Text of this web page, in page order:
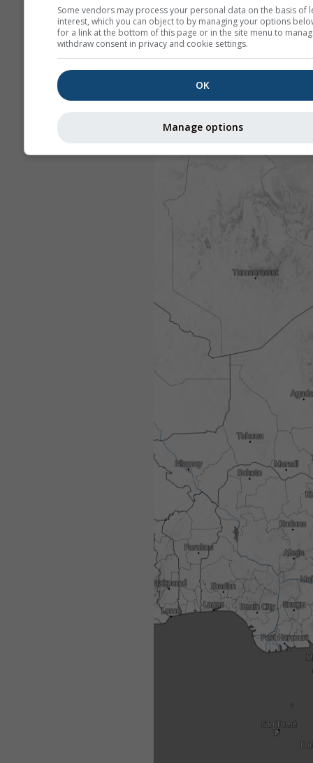
Some vendors may process your personal data on the basis of
interest, which you can object to by managing your options
for a link at the bottom of this page or in the site menu to
withdraw consent in privacy and cookie settings.
OK
Manage options